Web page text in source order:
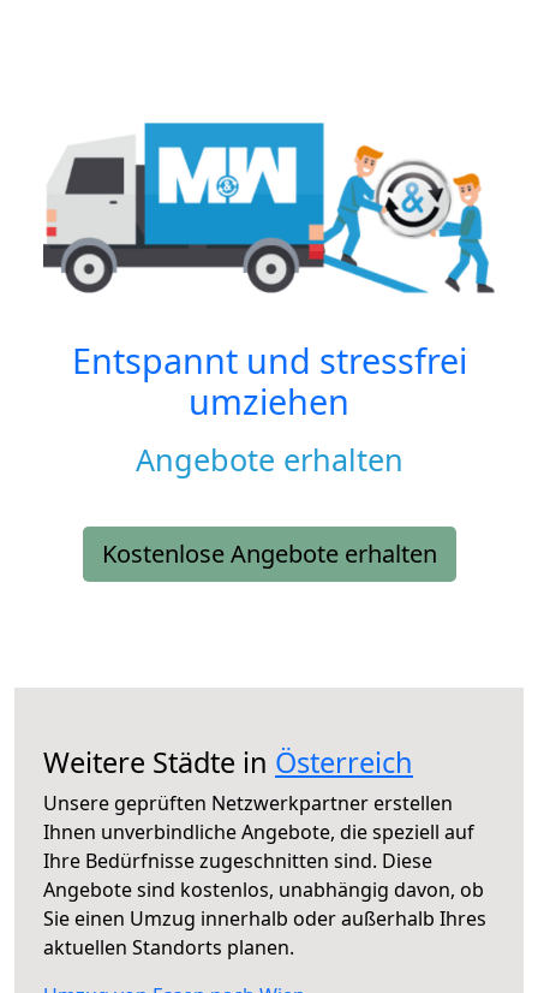
Entspannt und stressfrei
umziehen
Angebote erhalten
Kostenlose Angebote erhalten
Weitere Städte in Österreich
Unsere geprüften Netzwerkpartner erstellen
Ihnen unverbindliche Angebote, die speziell auf
Ihre Bedürfnisse zugeschnitten sind. Diese
Angebote sind kostenlos, unabhängig davon, ob
Sie einen Umzug innerhalb oder außerhalb Ihres
aktuellen Standorts planen.